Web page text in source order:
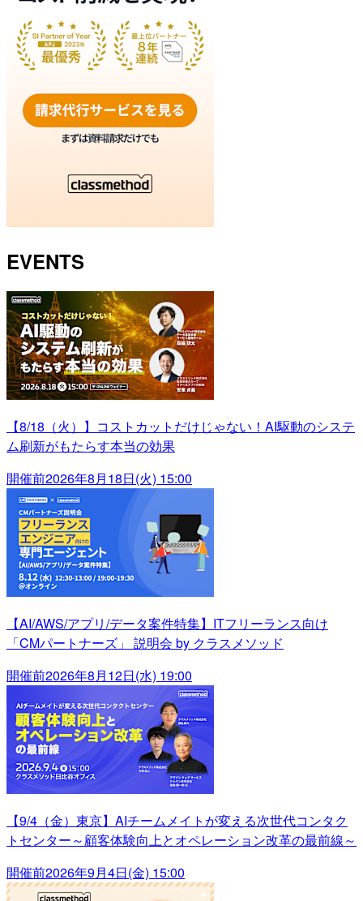
EVENTS
【8/18（火）】コストカットだけじゃない！AI駆動のシステ
ム刷新がもたらす本当の効果
開催前2026年8月18日(火) 15:00
【AI/AWS/アプリ/データ案件特集】ITフリーランス向け
「CMパートナーズ」 説明会 by クラスメソッド
開催前2026年8月12日(水) 19:00
【9/4（金）東京】AIチームメイトが変える次世代コンタク
トセンター～顧客体験向上とオペレーション改革の最前線～
開催前2026年9月4日(金) 15:00